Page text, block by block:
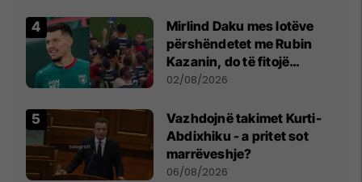
Mirlind Daku mes lotëve
përshëndetet me Rubin
Kazanin, do të fitojë
miliona te Spartak Moska
02/08/2026
Vazhdojnë takimet Kurti-
Abdixhiku - a pritet sot
marrëveshje?
06/08/2026